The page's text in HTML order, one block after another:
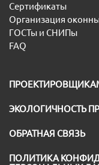
Сертификаты
Организация
ГОСТы и СНИПы
FAQ
ЭКОЛОГИЧНОСТЬ
ОБРАТНАЯ СВЯЗЬ
ПОЛИТИКА